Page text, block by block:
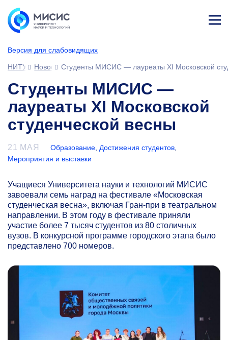
Версия для слабовидящих
ине
НИТУ МИСИС
НовостиСтуденты МИСИС — лауреаты XI Московской
Студенты МИСИС —
лауреаты XI Московской
студенческой весны
21 МАЯ Образование, Достижения студентов,
Мероприятия и выставки
Учащиеся Университета науки и технологий МИСИС
завоевали семь наград на фестивале «Московская
студенческая весна», включая Гран-при в театральном
направлении. В этом году в фестивале приняли
участие более 7 тысяч студентов из 80 столичных
вузов. В конкурсной программе городского этапа было
представлено 700 номеров.